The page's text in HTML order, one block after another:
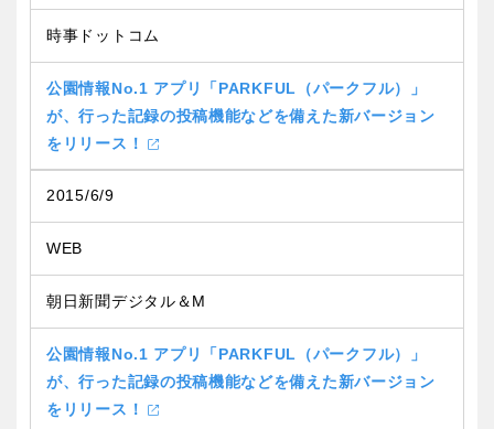
時事ドットコム
公園情報No.1 アプリ「PARKFUL（パークフル）」
が、行った記録の投稿機能などを備えた新バージョン
をリリース！
2015/6/9
WEB
朝日新聞デジタル＆M
公園情報No.1 アプリ「PARKFUL（パークフル）」
が、行った記録の投稿機能などを備えた新バージョン
をリリース！